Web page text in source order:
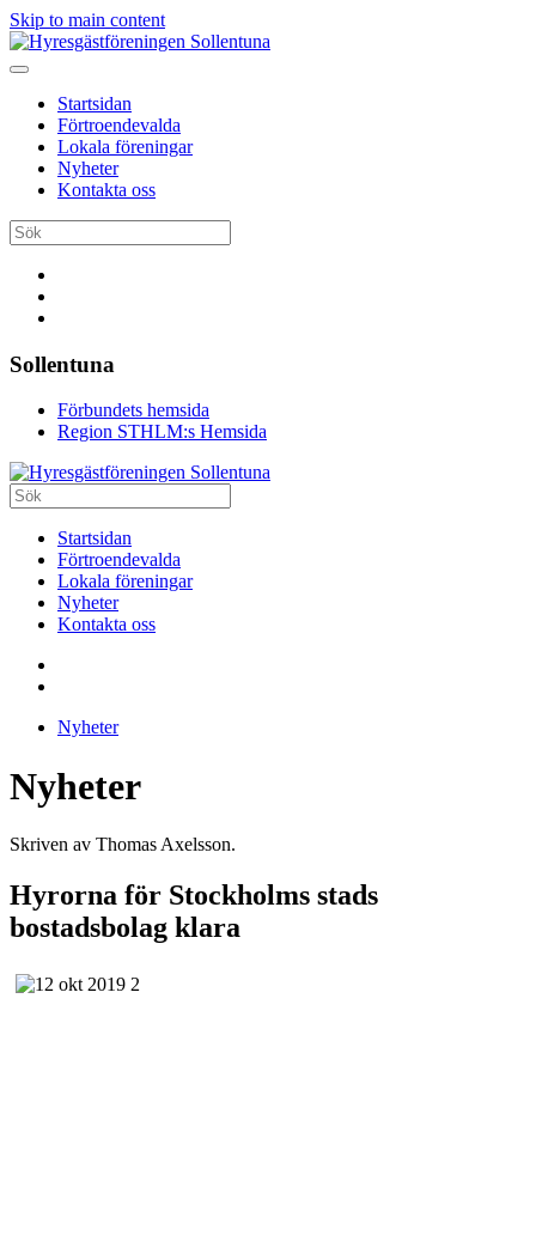
Skip to main content
Startsidan
Förtroendevalda
Lokala föreningar
Nyheter
Kontakta oss
Sollentuna
Förbundets hemsida
Region STHLM:s Hemsida
Startsidan
Förtroendevalda
Lokala föreningar
Nyheter
Kontakta oss
Nyheter
Nyheter
Skriven av Thomas Axelsson.
Hyrorna för Stockholms stads
bostadsbolag klara